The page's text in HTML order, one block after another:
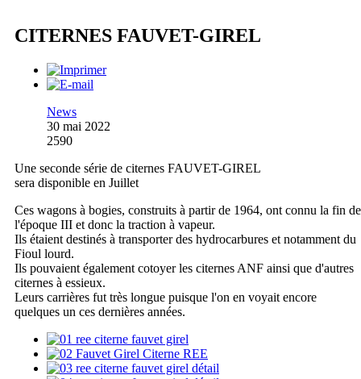
CITERNES FAUVET-GIREL
News
30 mai 2022
2590
Une seconde série de citernes FAUVET-GIREL
sera disponible en Juillet
Ces wagons à bogies, construits à partir de 1964, ont connu la fin de
l'époque III et donc la traction à vapeur.
Ils étaient destinés à transporter des hydrocarbures et notamment du
Fioul lourd.
Ils pouvaient également cotoyer les citernes ANF ainsi que d'autres
citernes à essieux.
Leurs carrières fut très longue puisque l'on en voyait encore
quelques un ces dernières années.